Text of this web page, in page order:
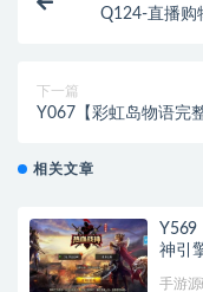
Q124-直播购
下一篇
Y067【彩虹岛物语完
相关文章
Y569
神引
手游源